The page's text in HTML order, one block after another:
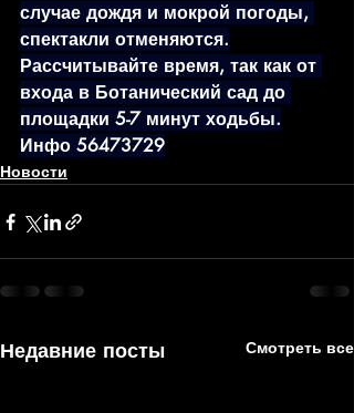
случае дождя и мокрой погоды,
спектакли отменяются.
Рассчитывайте время, так как от
входа в Ботанический сад до
площадки 5-7 минут ходьбы.
Инфо 56473729
Новости
Недавние посты Смотреть все